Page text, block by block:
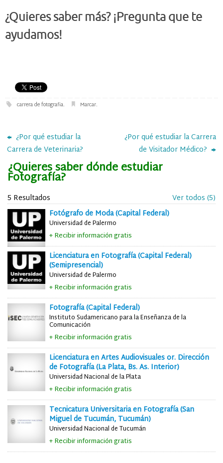
¿Quieres saber más? ¡Pregunta que te
ayudamos!
carrera de fotografia. Marcar.
¿Por qué estudiar la
Carrera de Veterinaria?
¿Por qué estudiar la Carrera
de Visitador Médico?
¿Quieres saber dónde estudiar
Fotografía?
5 Resultados
Ver todos (5)
Fotógrafo de Moda (Capital Federal)
Universidad de Palermo
+ Recibir información gratis
Licenciatura en Fotografía (Capital Federal)
(Semipresencial)
Universidad de Palermo
+ Recibir información gratis
Fotografía (Capital Federal)
Instituto Sudamericano para la Enseñanza de la
Comunicación
+ Recibir información gratis
Licenciatura en Artes Audiovisuales or. Dirección
de Fotografía (La Plata, Bs. As. Interior)
Universidad Nacional de la Plata
+ Recibir información gratis
Tecnicatura Universitaria en Fotografía (San
Miguel de Tucumán, Tucumán)
Universidad Nacional de Tucumán
+ Recibir información gratis